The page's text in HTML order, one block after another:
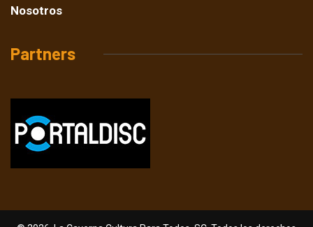
Nosotros
Partners